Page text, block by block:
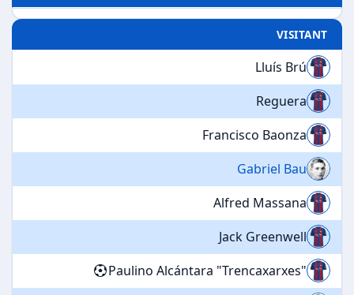
VISITANT
Lluís Brú
Reguera
Francisco Baonza
Gabriel Bau
Alfred Massana
Jack Greenwell
Paulino Alcántara "Trencaxarxes"